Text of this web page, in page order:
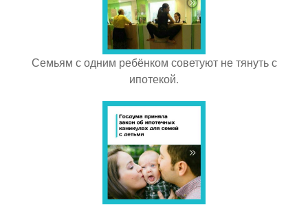
Семьям с одним ребёнком советуют не тянуть с
ипотекой.